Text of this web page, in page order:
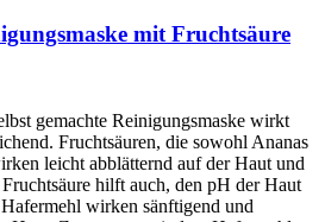
mit Fruchtsäure
gemachte Reinigungsmaske wirkt
Fruchtsäuren, die sowohl Ananas
leicht abblätternd auf der Haut und
hilft auch, den pH der Haut
wirken sänftigend und